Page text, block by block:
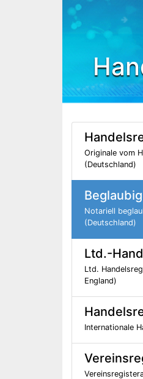
Originale vom
(Deutschland)
Notariell
(Deutschland)
Ltd.-
Ltd.
England)
Internationale